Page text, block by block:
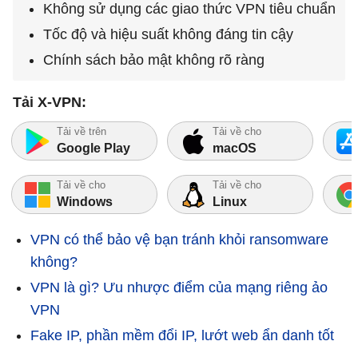
Không sử dụng các giao thức VPN tiêu chuẩn
Tốc độ và hiệu suất không đáng tin cậy
Chính sách bảo mật không rõ ràng
Tải X-VPN:
Tải về trên
Google Play
Tải về cho
Windows
Tải về cho
macOS
Tải về cho
Linux
VPN có thể bảo vệ bạn tránh khỏi ransomware
không?
VPN là gì? Ưu nhược điểm của mạng riêng ảo
VPN
Fake IP, phần mềm đổi IP, lướt web ẩn danh tốt